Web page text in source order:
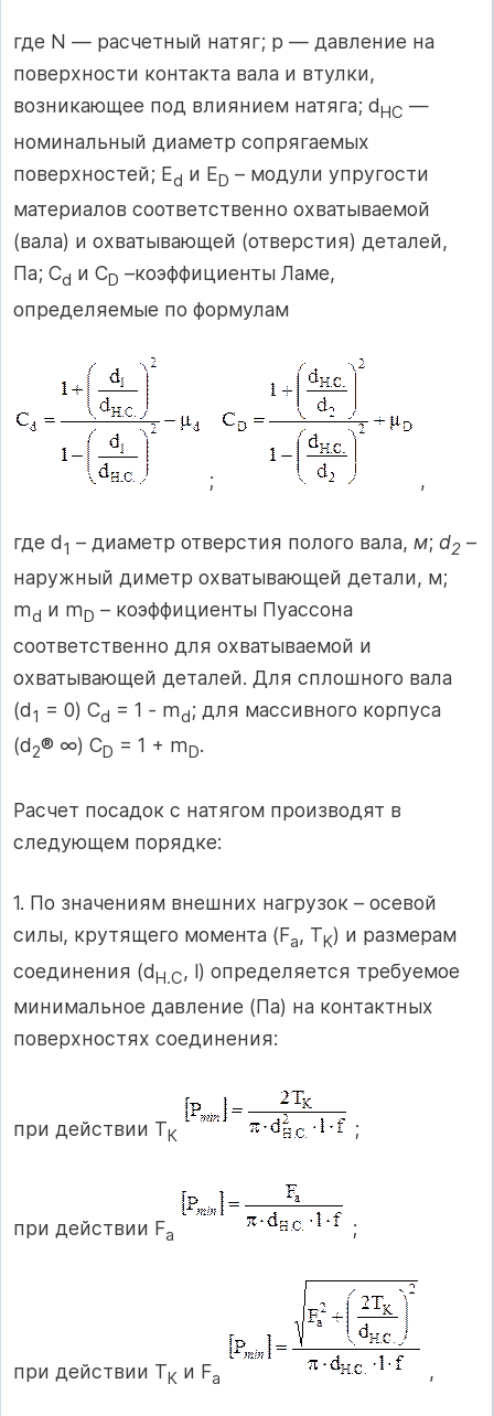
где N — расчетный натяг; р — давление на
поверхности контакта вала и втулки,
возникающее под влиянием натяга; dНС —
номинальный диаметр сопрягаемых
поверхностей; Еd и ЕD – модули упругости
материалов соответственно охватываемой
(вала) и охватывающей (отверстия) деталей,
Па; Сd и CD –коэффициенты Ламе,
определяемые по формулам
; ,
где d1 – диаметр отверстия полого вала, м; d2 –
наружный диметр охватывающей детали, м;
md и mD – коэффициенты Пуассона
соответственно для охватываемой и
охватывающей деталей. Для сплошного вала
(d1 = 0) Cd = 1 - md; для массивного корпуса
(d2® ∞) CD = 1 + mD.
Расчет посадок с натягом производят в
следующем порядке:
1. По значениям внешних нагрузок – осевой
силы, крутящего момента (Fa, TK) и размерам
соединения (dH.C, l) определяется требуемое
минимальное давление (Па) на контактных
поверхностях соединения:
при действии ТК ;
при действии Fa ;
при действии ТК и Fa ,